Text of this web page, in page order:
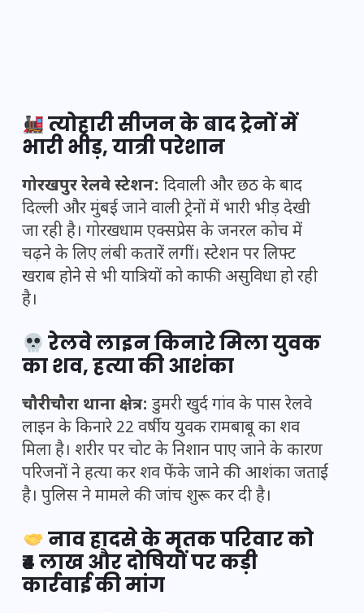
त्योहारी सीजन के बाद ट्रेनों में
भारी भीड़, यात्री परेशान
गोरखपुर रेलवे स्टेशन: दिवाली और छठ के बाद
दिल्ली और मुंबई जाने वाली ट्रेनों में भारी भीड़ देखी
जा रही है। गोरखधाम एक्सप्रेस के जनरल कोच में
चढ़ने के लिए लंबी कतारें लगीं। स्टेशन पर लिफ्ट
खराब होने से भी यात्रियों को काफी असुविधा हो रही
है।
रेलवे लाइन किनारे मिला युवक
का शव, हत्या की आशंका
चौरीचौरा थाना क्षेत्र: डुमरी खुर्द गांव के पास रेलवे
लाइन के किनारे 22 वर्षीय युवक रामबाबू का शव
मिला है। शरीर पर चोट के निशान पाए जाने के कारण
परिजनों ने हत्या कर शव फेंके जाने की आशंका जताई
है। पुलिस ने मामले की जांच शुरू कर दी है।
नाव हादसे के मृतक परिवार को
₹4 लाख और दोषियों पर कड़ी
कार्रवाई की मांग